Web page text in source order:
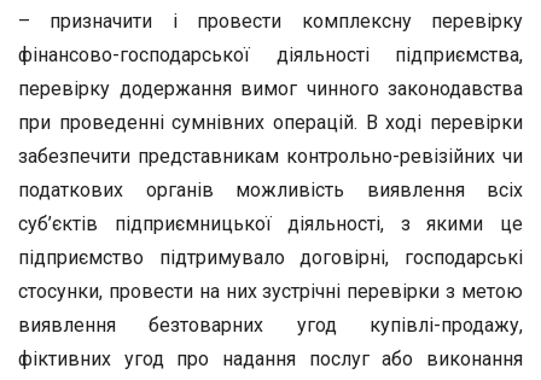
– призначити і провести комплексну перевірку
фінансово-господарської діяльності підприємства,
перевірку додержання вимог чинного законодавства
при проведенні сумнівних операцій. В ході перевірки
забезпечити представникам контрольно-ревізійних чи
податкових органів можливість виявлення всіх
суб’єктів підприємницької діяльності, з якими це
підприємство підтримувало договірні, господарські
стосунки, провести на них зустрічні перевірки з метою
виявлення безтоварних угод купівлі-продажу,
фіктивних угод про надання послуг або виконання